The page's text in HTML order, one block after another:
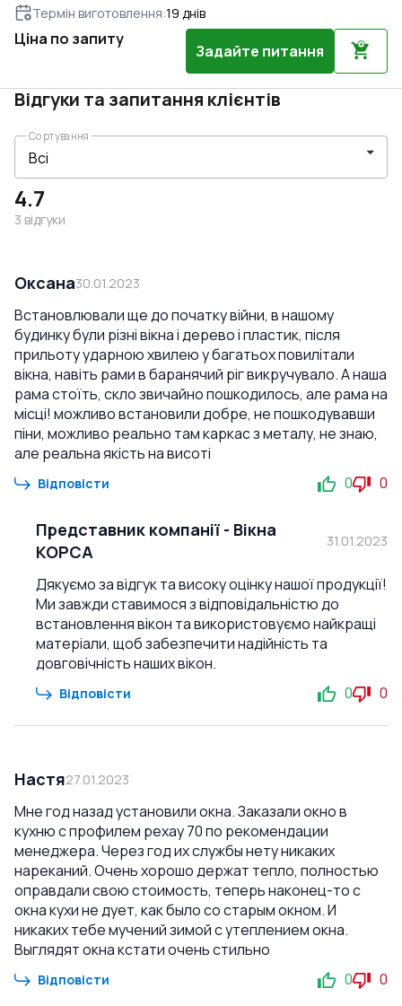
Термін виготовлення:19 днів
Ціна по запиту
Задайте питання
Відгуки та запитання клієнтів
4.7
3 відгуки
Сортування
Оксана30.01.2023
Встановлювали ще до початку війни, в нашому
будинку були різні вікна і дерево і пластик, після
прильоту ударною хвилею у багатьох повилітали
вікна, навіть рами в баранячий ріг викручувало. А наша
рама стоїть, скло звичайно пошкодилось, але рама на
місці! можливо встановили добре, не пошкодувавши
піни, можливо реально там каркас з металу, не знаю,
але реальна якість на висоті
Відповісти 0 0
Представник компанії - Вікна
КОРСА
31.01.2023
Дякуємо за відгук та високу оцінку нашої продукції!
Ми завжди ставимося з відповідальністю до
встановлення вікон та використовуємо найкращі
матеріали, щоб забезпечити надійність та
довговічність наших вікон.
Відповісти 0 0
Настя27.01.2023
Мне год назад установили окна. Заказали окно в
кухню с профилем рехау 70 по рекомендации
менеджера. Через год их службы нету никаких
нареканий. Очень хорошо держат тепло, полностью
оправдали свою стоимость, теперь наконец-то с
окна кухи не дует, как было со старым окном. И
никаких тебе мучений зимой с утеплением окна.
Выглядят окна кстати очень стильно
Відповісти 0 0